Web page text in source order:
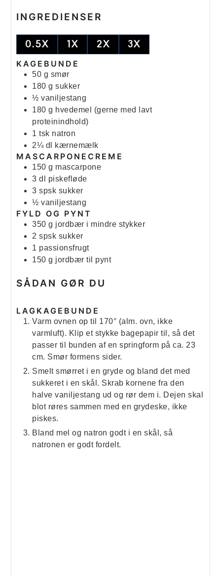
INGREDIENSER
0.5X 1X 2X 3X
KAGEBUNDE
50 g smør
180 g sukker
½ vaniljestang
180 g hvedemel (gerne med lavt
proteinindhold)
1 tsk natron
2¼ dl kærnemælk
MASCARPONECREME
150 g mascarpone
3 dl
piskefløde
3 spsk sukker
½ vaniljestang
FYLD OG PYNT
350 g jordbær i mindre stykker
2 spsk sukker
1 passionsfrugt
150 g jordbær til pynt
SÅDAN GØR DU
LAGKAGEBUNDE
Varm ovnen op til 170° (alm. ovn, ikke
varmluft). Klip et stykke bagepapir til, så det
passer til bunden af en springform på ca. 23
cm. Smør formens sider.
Smelt smørret i en gryde og bland det med
sukkeret i en skål. Skrab kornene fra den
halve vaniljestang ud og rør dem i. Dejen skal
blot røres sammen med en grydeske, ikke
piskes.
Bland mel og natron godt i en skål, så
natronen er godt fordelt.